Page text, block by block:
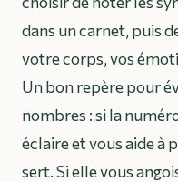
dans un carnet, puis
votre corps, vos
Un bon repère pour
nombres : si la
éclaire et vous aide à
sert. Si elle vous